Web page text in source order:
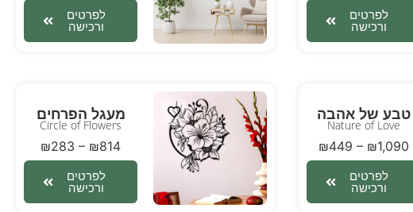
לפרטים
ורכישה
לפרטים
ורכישה
טבע של אהבה
Nature of Love
₪449 – ₪1,090
לפרטים
ורכישה
מעגל הפרחים
Circle of Flowers
₪283 – ₪814
לפרטים
ורכישה